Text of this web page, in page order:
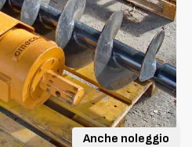
Anche noleggio